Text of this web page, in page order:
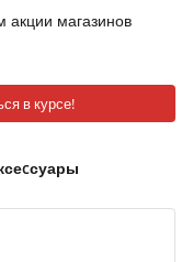
акции магазинов
в курсе!